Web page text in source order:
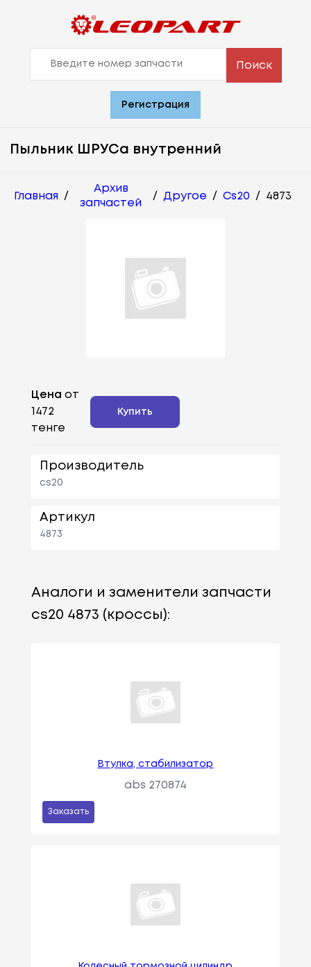
Поиск
Регистрация
Пыльник ШРУСа внутренний
Главная /
Архив
запчастей
/ Другое / Cs20 / 4873
Цена от
1472
тенге
Купить
Производитель
cs20
Артикул
4873
Аналоги и заменители запчасти
cs20 4873 (кроссы):
Втулка, стабилизатор
abs 270874
Заказать